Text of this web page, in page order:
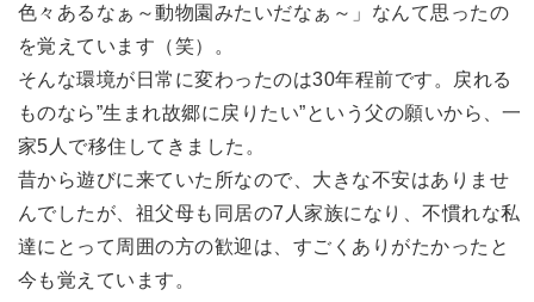
色々あるなぁ～動物園みたいだなぁ～」なんて思ったの
を覚えています（笑）。
そんな環境が日常に変わったのは30年程前です。戻れる
ものなら”生まれ故郷に戻りたい”という父の願いから、一
家5人で移住してきました。
昔から遊びに来ていた所なので、大きな不安はありませ
んでしたが、祖父母も同居の7人家族になり、不慣れな私
達にとって周囲の方の歓迎は、すごくありがたかったと
今も覚えています。